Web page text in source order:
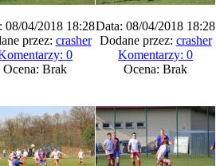
08/04/2018 18:28
przez: crasher
0
Ocena: Brak
Data: 08/04/2018 18:28
Dodane przez: crasher
Komentarzy: 0
Ocena: Brak